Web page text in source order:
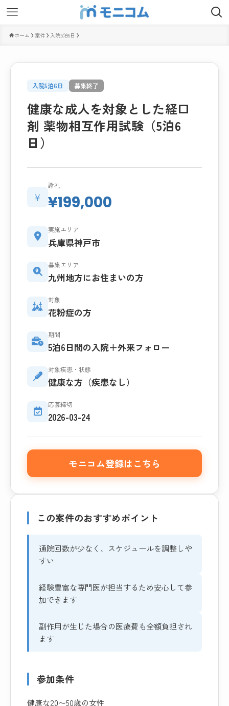
ホーム 案件 入院5泊6日
入院5泊6日 募集終了
健康な成人を対象とした経口
剤 薬物相互作用試験（5泊6
日）
¥
謝礼
¥199,000
実施エリア
兵庫県神戸市
募集エリア
九州地方にお住まいの方
対象
花粉症の方
期間
5泊6日間の入院＋外来フォロー
対象疾患・状態
健康な方（疾患なし）
応募締切
2026-03-24
モニコム登録はこちら
この案件のおすすめポイント
通院回数が少なく、スケジュールを調整しや
すい
経験豊富な専門医が担当するため安心して参
加できます
副作用が生じた場合の医療費も全額負担され
ます
参加条件
健康な20〜50歳の女性